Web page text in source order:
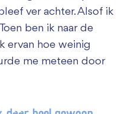
ver achter. Alsof ik
ben ik naar de
ervan hoe weinig
me meteen door